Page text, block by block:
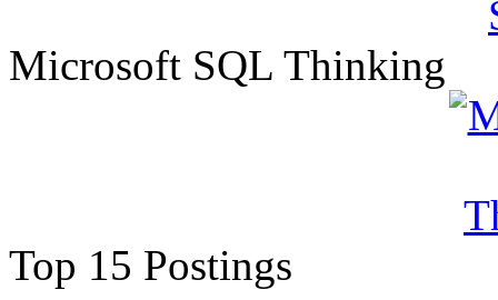
Microsoft SQL Thinking
Top 15 Postings